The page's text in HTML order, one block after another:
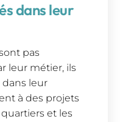
dans leur
pas
leur métier, ils
leur
à des projets
et les